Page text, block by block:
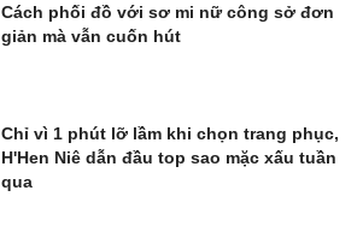
Cách phối đồ với sơ mi nữ công sở đơn
giản mà vẫn cuốn hút
Chỉ vì 1 phút lỡ lầm khi chọn trang phục,
H'Hen Niê dẫn đầu top sao mặc xấu tuần
qua